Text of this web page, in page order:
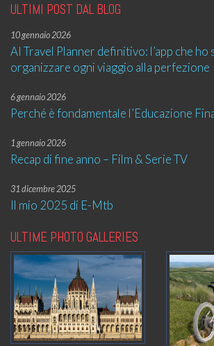
ULTIMI POST DAL BLOG
10 gennaio 2026
AI Travel Planner definitivo: l’app che
organizzare ogni viaggio alla perfezione
6 gennaio 2026
Perché è fondamentale l’Educazione
1 gennaio 2026
Recap di fine anno – Film & Serie TV
31 dicembre 2025
Il mio 2025 di E-Mtb
ULTIME PHOTO GALLERIES